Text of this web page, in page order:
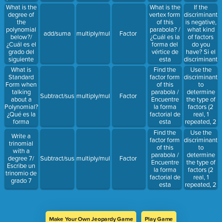
What is the
degree of
the
polynomial
below?/
¿Cuál es el
grado del
siguiente
polinomio?
What is
Standard
Form when
talking
about a
Polynomial?
¿Qué es la
forma
estándar
cuando se
habla de un
polinomio?
Write a
trinomial
with a
degree 7/
Escribe un
trinomio de
grado 7
add/suma
Subtract/sustraer
Subtract/sustraer
multiply/multiplicar
multiply/multiplicar
multiply/multiplicar
Factor
Factor
Factor
parábola?
What is the
vertex form
of this
parabola? /
¿Cuál es la
forma del
vértice de
esta
parábola?
Find the
factor form
of this
parabola /
Encuentre
la forma
factorial de
esta
parábola
Find the
factor form
of this
parabola /
Encuentre
la forma
factorial de
esta
parábola
If the
discriminant
is negative,
what kind
of factors
do you
have? Si el
discriminante
es negativo,
¿qué tipo de
factores
tienes?
Use the
discriminant
to
determine
the type of
factors (2
real, 1
repeated, 2
imaginary)./
el
discriminante
para
determinar
el tipo de
factores (2
reales, 1
repetido, 2
Use the
discriminant
to
determine
the type of
factors (2
real, 1
repeated, 2
imaginary)./
Make Your Own Jeopardy Game Play Game